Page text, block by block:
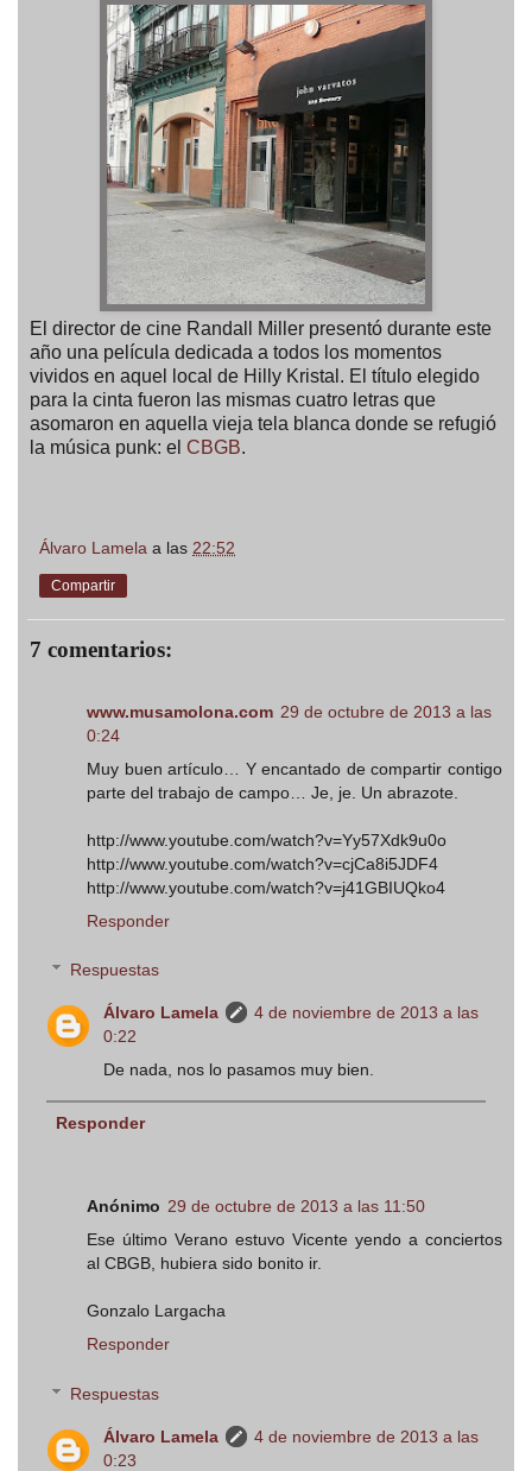
El director de cine Randall Miller presentó durante este
año una película dedicada a todos los momentos
vividos en aquel local de Hilly Kristal. El título elegido
para la cinta fueron las mismas cuatro letras que
asomaron en aquella vieja tela blanca donde se refugió
la música punk: el CBGB.
Álvaro Lamela a las 22:52
Compartir
7 comentarios:
www.musamolona.com 29 de octubre de 2013 a las
0:24
Muy buen artículo… Y encantado de compartir contigo
parte del trabajo de campo… Je, je. Un abrazote.
http://www.youtube.com/watch?v=Yy57Xdk9u0o
http://www.youtube.com/watch?v=cjCa8i5JDF4
http://www.youtube.com/watch?v=j41GBIUQko4
Responder
Respuestas
Álvaro Lamela
4 de noviembre de 2013 a las
0:22
De nada, nos lo pasamos muy bien.
Responder
Anónimo 29 de octubre de 2013 a las 11:50
Ese último Verano estuvo Vicente yendo a conciertos
al CBGB, hubiera sido bonito ir.
Gonzalo Largacha
Responder
Respuestas
Álvaro Lamela
4 de noviembre de 2013 a las
0:23